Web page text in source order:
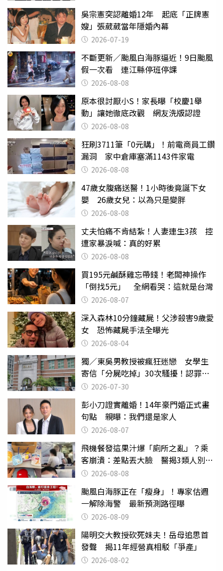
吳宗憲突認離婚12年 起底「正牌憲
嫂」張葳葳當年隱婚內幕
2026-07-19
不斷更新／颱風白海豚逼近！9日颱風
假一次看 連江縣停班停課
2026-08-08
原本很討厭小S！家長曝「校慶1舉
動」讓她徹底改觀 網友洗版認證
2026-08-08
狂刷3711筆「0元購」！前電商員工鑽
漏洞 家中倉庫塞滿1143件家電
2026-08-08
47歲女腹痛送醫！1小時後竟誕下女
嬰 26歲女兒：以為只是變胖
2026-08-08
丈夫怕痛不肯結紮！人妻連生3孩 控
遭家暴淚喊：真的好累
2026-08-08
買195元鹹酥雞忘帶錢！老闆神操作
「倒找5元」 全網看哭：這就是台灣
2026-08-07
深入森林10分鐘藏屍！父涉殺害9歲愛
女 恐怖藏屍手法全曝光
2026-08-04
獨／東吳男教授被瘋狂迷戀 女學生
寄信「分屍吃掉」30次騷擾！認罪免
關 2026-07-30
彭小刀證實離婚！14年豪門婚正式畫
句點 親曝：我們還是家人
2026-08-07
飛機餐發這果汁爆「廁所之亂」？乘
客崩潰：差點丟大臉 醫揭3類人別亂
喝 2026-08-08
颱風白海豚正在「瘦身」！專家估週
一解除海警 最新預測路徑曝
2026-08-09
陽明交大教授砍死妹夫！岳母追思首
發聲 揭11年經營真相駁「爭產」
2026-08-02